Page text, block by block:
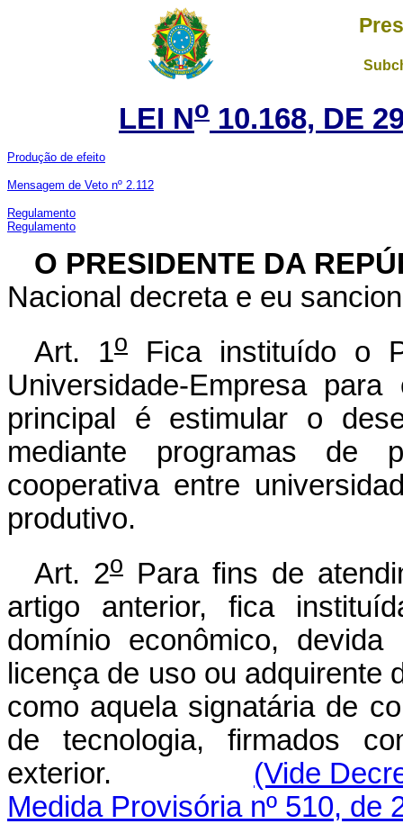
LEI No 10.168, DE
Produção de efeito
Mensagem de Veto nº 2.112
Regulamento
Regulamento
O PRESIDENTE DA
Nacional decreta e eu
Art. 1o
Fica instituído o
Universidade-Empresa
principal é estimular o
mediante programas de
cooperativa entre
produtivo.
Art. 2oPara fins de
artigo anterior, fica
domínio econômico,
licença de uso ou adquirente
como aquela signatária de
de tecnologia, firmados
exterior. (Vide
Medida Provisória nº 510, de